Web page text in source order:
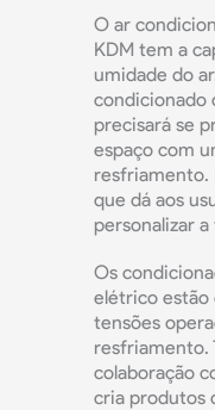
O ar
KDM tem a
umidade do
condicionado
precisará se
espaço com
resfriamento.
que dá aos
personalizar
Os
elétrico estão
tensões
resfriamento.
colaboração
cria produtos